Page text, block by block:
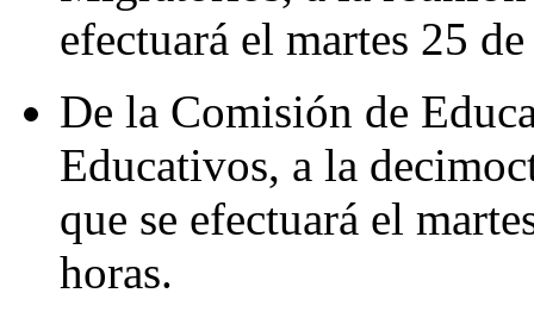
efectuará el martes 25
De la Comisión de
Educativos, a la
que se efectuará el
horas.